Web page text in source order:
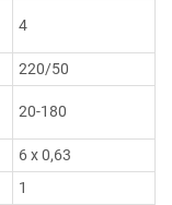
4
220/50
20-180
6 х 0,63
1